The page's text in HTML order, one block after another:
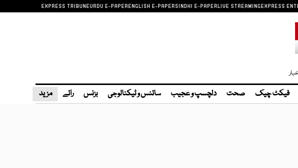
EXPRESS TRIBUNEURDU E-PAPERENGLISH E-PAPERSINDHI E-PAPERLIVE STREAMINGEXPRESS
فیکٹ چیک صحت دلچسپ و عجیب سائنس و ٹیکنالوجی بزنس رائے مزید